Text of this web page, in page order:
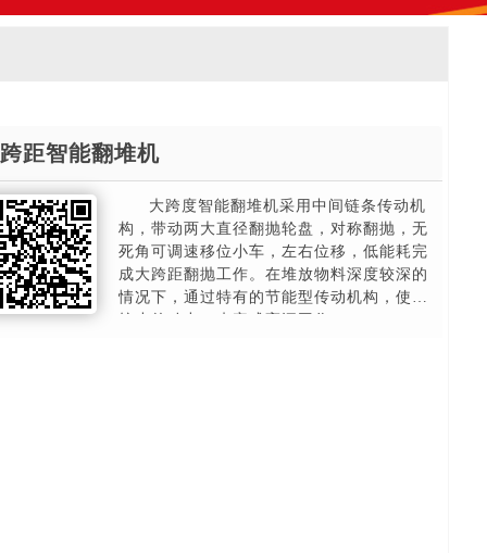
距智能翻堆机
大跨度智能翻堆机采用中间链条传动机
构，带动两大直径翻抛轮盘，对称翻抛，无
死角可调速移位小车，左右位移，低能耗完
成大跨距翻抛工作。在堆放物料深度较深的
情况下，通过特有的节能型传动机构，使用